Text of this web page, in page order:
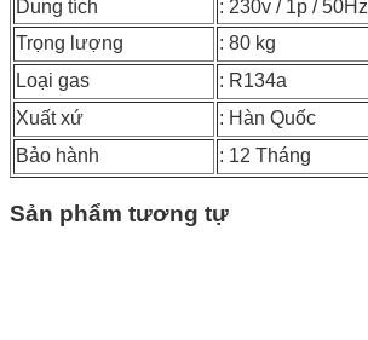
Dung tích
: 230v / 1p / 50Hz
Trọng lượng
: 80 kg
Loại gas
: R134a
Xuất xứ
: Hàn Quốc
Bảo hành
: 12 Tháng
Sản phẩm tương tự